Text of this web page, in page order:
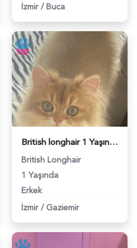
İzmir / Buca
British longhair 1 Yaşında Eş Arıyor - 118984672
British Longhair
1 Yaşında
Erkek
İzmir / Gaziemir